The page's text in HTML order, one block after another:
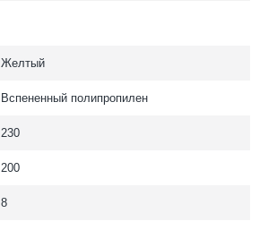
Желтый
Вспененный полипропилен
230
200
8